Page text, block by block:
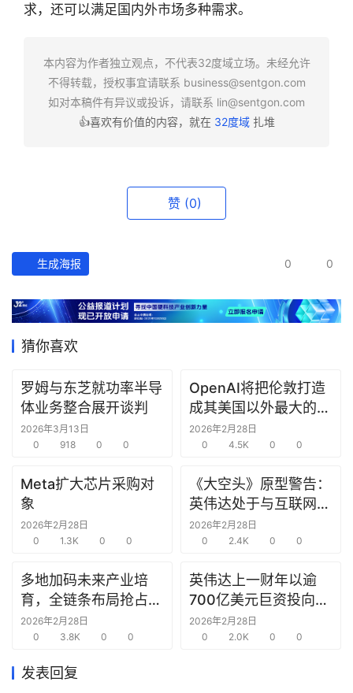
快
产
经
数
研
选
报
告
创
投
之
商
机
链
求，还可以满足国内外市场多种需求。
本内容为作者独立观点，不代表32度域立场。未经允许
不得转载，授权事宜请联系 business@sentgon.com
如对本稿件有异议或投诉，请联系 lin@sentgon.com
👍喜欢有价值的内容，就在 32度域扎堆
赞 (0)
生成海报 0 0
猜你喜欢
罗姆与东芝就功率半导
体业务整合展开谈判
2026年3月13日
0
918 0 0
OpenAI将把伦敦打造
成其美国以外最大的研
究中心
2026年2月28日
0
4.5K 0 0
Meta扩大芯片采购对
象
2026年2月28日
0
1.3K 0 0
《大空头》原型警告：
英伟达处于与互联网泡
沫时期思科同样的“危
险境地”
2026年2月28日
0
2.4K 0 0
多地加码未来产业培
育，全链条布局抢占新
赛道先机
2026年2月28日
0
3.8K 0 0
英伟达上一财年以逾
700亿美元巨资投向合
作方，竭力巩固AI芯片
需求
2026年2月28日
0
2.0K 0 0
发表回复